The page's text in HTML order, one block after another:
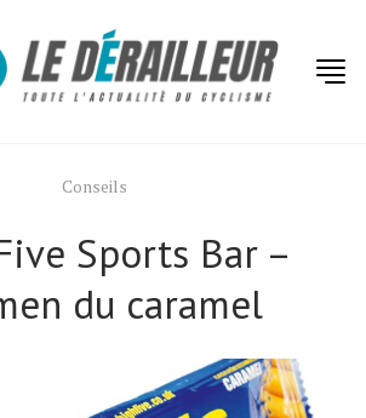
Conseils
Sports Bar –
du caramel